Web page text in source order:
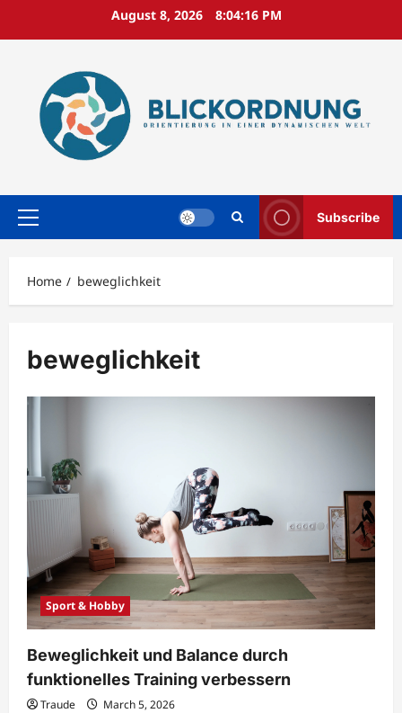
August 8, 2026 8:04:17 PM
Primary
Subscribe
Home beweglichkeit
beweglichkeit
Sport & Hobby
Beweglichkeit und Balance durch
funktionelles Training verbessern
Traude March 5, 2026